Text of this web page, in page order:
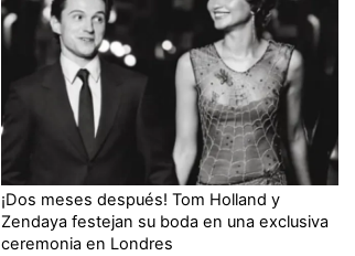
¡Dos meses después! Tom Holland y
Zendaya festejan su boda en una exclusiva
ceremonia en Londres